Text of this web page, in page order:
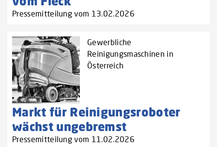
Pressemitteilung vom 13.02.2026
Gewerbliche
Reinigungsmaschinen in
Österreich
Markt für Reinigungsroboter
wächst ungebremst
Pressemitteilung vom 11.02.2026